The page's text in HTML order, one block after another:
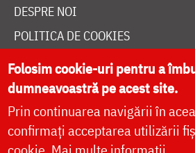
DESPRE NOI
POLITICA DE COOKIES
DONEAZĂ ONLINE PENTRU
LIVE
Folosim cookie-uri pentru a
dumneavoastră pe acest site.
Prin continuarea navigării în
confirmați acceptarea utilizării